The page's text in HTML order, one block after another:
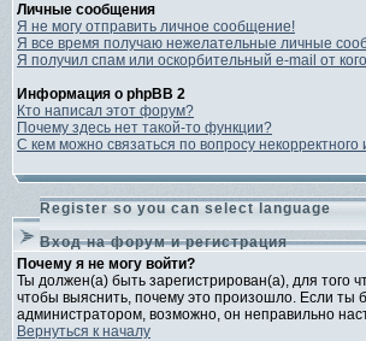
Личные сообщения
Я не могу отправить личное сообщение!
Я все время получаю нежелательные личные
Я получил спам или оскорбительный e-mail от
Информация о phpBB 2
Кто написал этот форум?
Почему здесь нет такой-то функции?
С кем можно связаться по вопросу
Register so you can select language
Вход на форум и регистрация
Почему я не могу войти?
Ты должен(а) быть зарегистрирован(а), для того
чтобы выяснить, почему это произошло. Если ты
администратором, возможно, он неправильно
Вернуться к началу